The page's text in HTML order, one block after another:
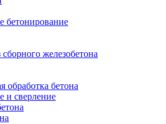
бетонирование
железобетона
обработка бетона
и сверление